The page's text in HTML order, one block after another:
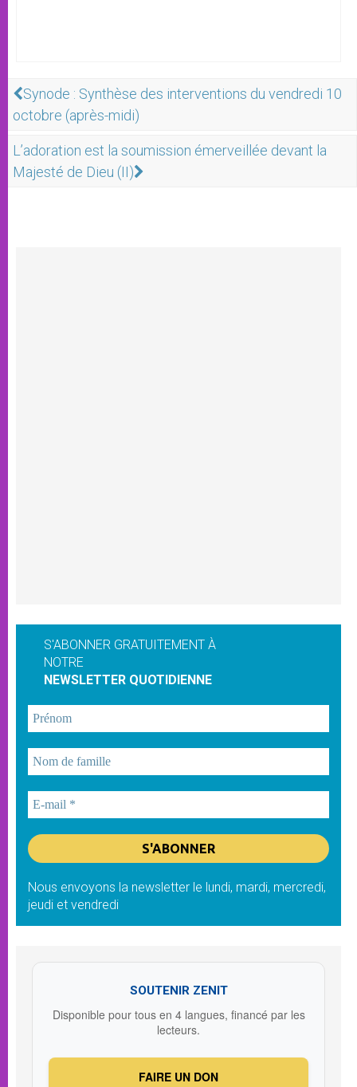
Synode : Synthèse des interventions du vendredi 10
octobre (après-midi)
L’adoration est la soumission émerveillée devant la
Majesté de Dieu (II)
S'ABONNER GRATUITEMENT À
NOTRE
NEWSLETTER QUOTIDIENNE
Nous envoyons la newsletter le lundi, mardi, mercredi,
jeudi et vendredi
SOUTENIR ZENIT
Disponible pour tous en 4 langues, financé par les
lecteurs.
FAIRE UN DON